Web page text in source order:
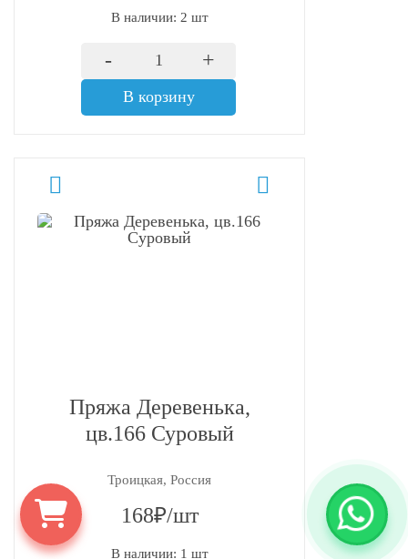
В наличии: 2 шт
- +
В корзину
Пряжа Деревенька,
цв.166 Суровый
Троицкая, Россия
168₽/шт
В наличии: 1 шт